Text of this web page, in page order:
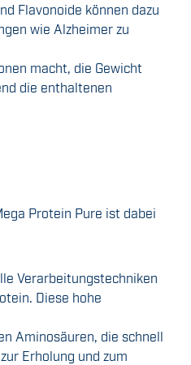
Flavonoide können dazu
wie Alzheimer zu
macht, die Gewicht
die enthaltenen
Protein Pure ist dabei
Verarbeitungstechniken
Diese hohe
Aminosäuren, die schnell
Erholung und zum